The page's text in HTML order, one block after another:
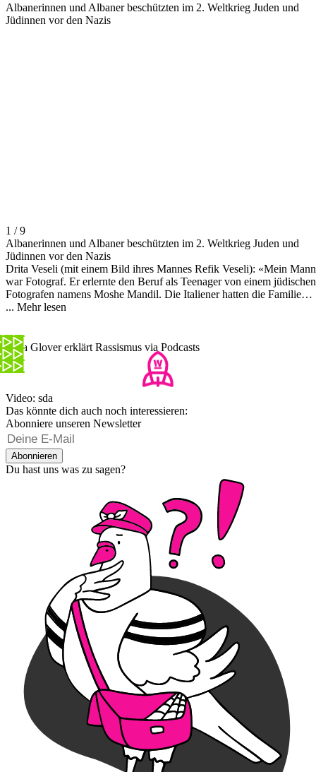
Albanerinnen und Albaner beschützten im 2. Weltkrieg Juden und
Jüdinnen vor den Nazis
1 / 9
Albanerinnen und Albaner beschützten im 2. Weltkrieg Juden und
Jüdinnen vor den Nazis
Drita Veseli (mit einem Bild ihres Mannes Refik Veseli): «Mein Mann
war Fotograf. Er erlernte den Beruf als Teenager von einem jüdischen
Fotografen namens Moshe Mandil. Die Italiener hatten die Familie
Mandil von Priština im Kosovo nach Tirana deportiert. Als die
Eltern, alle vier Mitglieder der Familie Mandil und drei der Familie
Ben Joseph im Haus seiner Familie in dem Bergdorf Krujë zu
verstecken. Alle sieben Juden waren dort bis zur Befreiung.» Foto:
Yad Vashem/Norman Gershman
... Mehr lesen
Anja Glover erklärt Rassismus via Podcasts
Video: sda
Das könnte dich auch noch interessieren:
Abonniere unseren Newsletter
Abonnieren
Du hast uns was zu sagen?